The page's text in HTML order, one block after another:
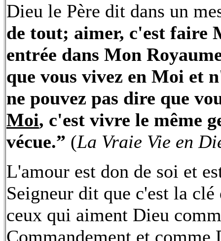
Dieu le Père dit dans un
de tout; aimer, c'est faire
entrée dans Mon
que vous vivez en Moi et
ne pouvez pas dire que
Moi, c'est vivre le même
vécue.” (La Vraie Vie en
L'amour est don de soi et
Seigneur dit que c'est la
ceux qui aiment Dieu
Commandement et